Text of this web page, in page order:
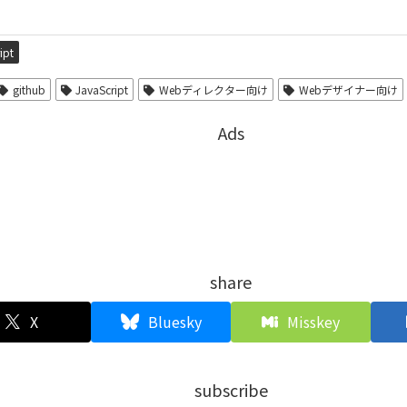
github JavaScript Webディレクター向け Webデザイナー向け
Ads
share
X Bluesky Misskey
subscribe